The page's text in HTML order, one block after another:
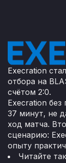
Execration
отбора на
счётом 2:0.
Execration
37 минут, не
ход матча.
сценарию:
опыту
Читайте